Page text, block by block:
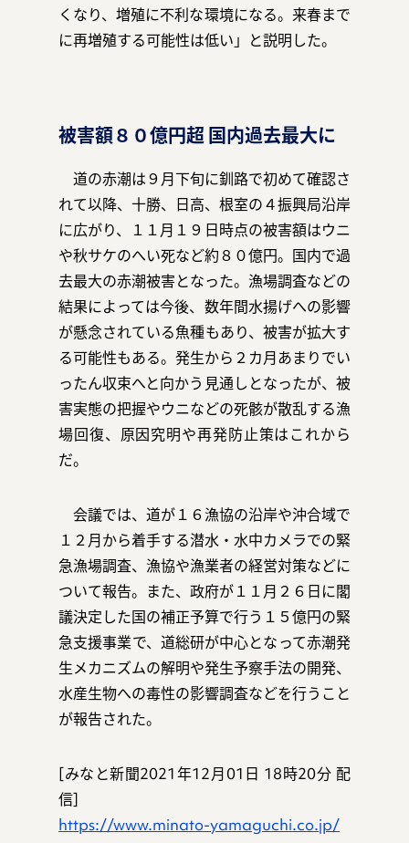
くなり、増殖に不利な環境になる。来春まで
に再増殖する可能性は低い」と説明した。
被害額８０億円超 国内過去最大に
道の赤潮は９月下旬に釧路で初めて確認さ
れて以降、十勝、日高、根室の４振興局沿岸
に広がり、１１月１９日時点の被害額はウニ
や秋サケのへい死など約８０億円。国内で過
去最大の赤潮被害となった。漁場調査などの
結果によっては今後、数年間水揚げへの影響
が懸念されている魚種もあり、被害が拡大す
る可能性もある。発生から２カ月あまりでい
ったん収束へと向かう見通しとなったが、被
害実態の把握やウニなどの死骸が散乱する漁
場回復、原因究明や再発防止策はこれから
だ。
会議では、道が１６漁協の沿岸や沖合域で
１２月から着手する潜水・水中カメラでの緊
急漁場調査、漁協や漁業者の経営対策などに
ついて報告。また、政府が１１月２６日に閣
議決定した国の補正予算で行う１５億円の緊
急支援事業で、道総研が中心となって赤潮発
生メカニズムの解明や発生予察手法の開発、
水産生物への毒性の影響調査などを行うこと
が報告された。
[みなと新聞2021年12月01日 18時20分 配
信]
https://www.minato-yamaguchi.co.jp/